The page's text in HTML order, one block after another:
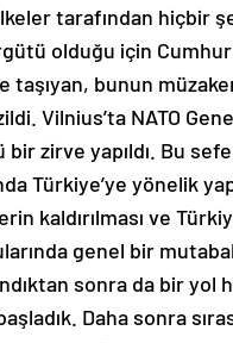
tarafından hiçbir
olduğu için
taşıyan, bunun
Vilnius’ta NATO
bir zirve yapıldı. Bu
Türkiye’ye yönelik
kaldırılması ve
genel bir
sonra da bir yol
Daha sonra